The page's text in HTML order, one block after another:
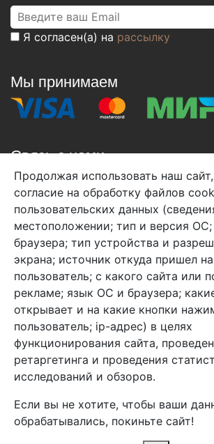
Я согласен(а) на рассылку
Мы принимаем
Связь с нами
+7 (495) 933-38-08
info@arben-textile.ru- оптовые
Арбен текстиль г. Щелково, пер.
1-й Советский д.25, владение 2.
Мы в соц. сетях
2026 Copyright ©
Продолжая использовать наш
согласие на обработку файлов
пользовательских данных
местоположении; тип и версия ОС;
браузера; тип устройства и
экрана; источник откуда пришел
пользователь; с какого сайта или
рекламе; язык ОС и браузера;
открывает и на какие кнопки
пользователь; ip-адрес) в целях
функционирования сайта,
ретаргетинга и проведения
исследований и обзоров.
Если вы не хотите, чтобы ваши
обрабатывались, покиньте сайт!